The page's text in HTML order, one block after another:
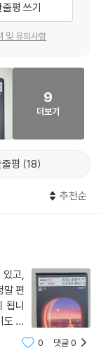
평 쓰기
및 유의사항
9
더보기
평 18
추천순
있고,
말 편
됩니
도 좋
보이
여
0 댓글0